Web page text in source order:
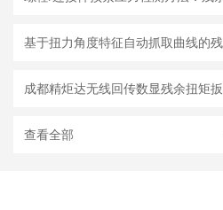
查看全部